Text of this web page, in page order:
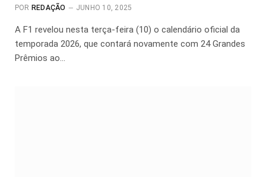
POR REDAÇÃO JUNHO 10, 2025
A F1 revelou nesta terça-feira (10) o calendário oficial da
temporada 2026, que contará novamente com 24 Grandes
Prêmios ao…